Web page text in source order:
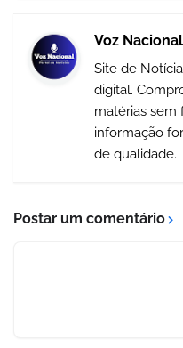
Voz
Site de
digital.
matérias sem
informação
de qualidade.
Postar um comentário